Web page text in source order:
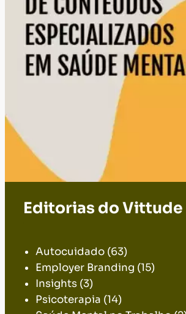
Editorias do Vittude
Autocuidado (63)
Employer Branding (15)
Insights (3)
Psicoterapia (14)